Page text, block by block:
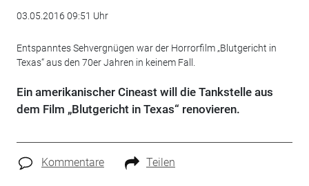
03.05.2016 09:51 Uhr
Entspanntes Sehvergnügen war der Horrorfilm „Blutgericht in
Texas“ aus den 70er Jahren in keinem Fall.
Ein amerikanischer Cineast will die Tankstelle aus
dem Film „Blutgericht in Texas“ renovieren.
Kommentare Teilen